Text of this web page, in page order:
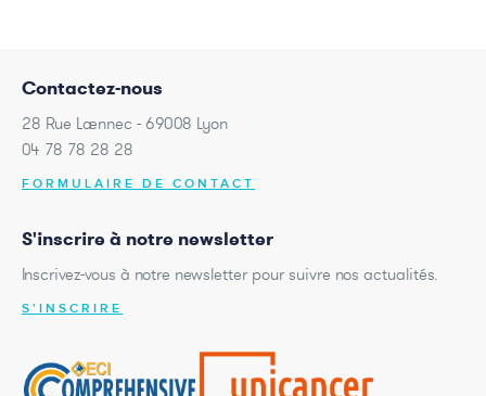
Contactez-nous
28 Rue Laennec - 69008 Lyon
04 78 78 28 28
FORMULAIRE DE CONTACT
S'inscrire à notre newsletter
Inscrivez-vous à notre newsletter pour suivre nos actualités.
S'INSCRIRE